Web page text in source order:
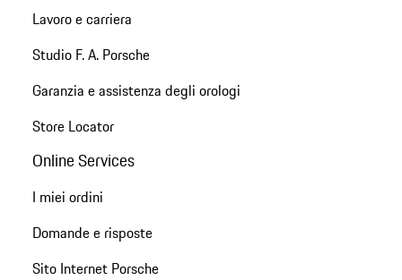
Lavoro e carriera
Studio F. A. Porsche
Garanzia e assistenza degli orologi
Store Locator
Online Services
I miei ordini
Domande e risposte
Sito Internet Porsche